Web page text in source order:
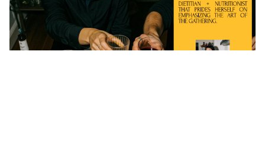
$0.00
5 Kategorien